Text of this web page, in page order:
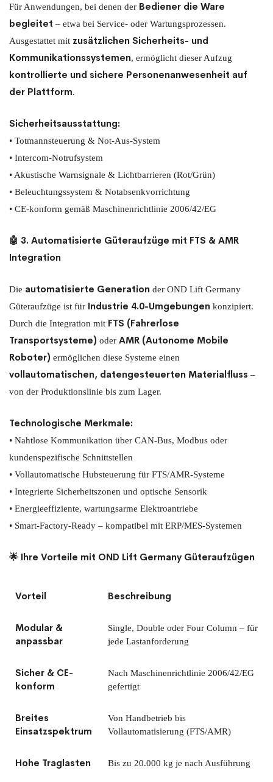
Für Anwendungen, bei denen der Bediener die Ware
begleitet – etwa bei Service- oder Wartungsprozessen.
Ausgestattet mit zusätzlichen Sicherheits- und
Kommunikationssystemen, ermöglicht dieser Aufzug
kontrollierte und sichere Personenanwesenheit auf
der Plattform.
Sicherheitsausstattung:
• Totmannsteuerung & Not-Aus-System
• Intercom-Notrufsystem
• Akustische Warnsignale & Lichtbarrieren (Rot/Grün)
• Beleuchtungssystem & Notabsenkvorrichtung
• CE-konform gemäß Maschinenrichtlinie 2006/42/EG
🤖 3. Automatisierte Güteraufzüge mit FTS & AMR
Integration
Die automatisierte Generation der OND Lift Germany
Güteraufzüge ist für Industrie 4.0-Umgebungen konzipiert.
Durch die Integration mit FTS (Fahrerlose
Transportsysteme) oder AMR (Autonome Mobile
Roboter) ermöglichen diese Systeme einen
vollautomatischen, datengesteuerten Materialfluss –
von der Produktionslinie bis zum Lager.
Technologische Merkmale:
• Nahtlose Kommunikation über CAN-Bus, Modbus oder
kundenspezifische Schnittstellen
• Vollautomatische Hubsteuerung für FTS/AMR-Systeme
• Integrierte Sicherheitszonen und optische Sensorik
• Energieeffiziente, wartungsarme Elektroantriebe
• Smart-Factory-Ready – kompatibel mit ERP/MES-Systemen
🌟 Ihre Vorteile mit OND Lift Germany Güteraufzügen
Vorteil Beschreibung
Modular &
anpassbar
Single, Double oder Four Column – für
jede Lastanforderung
Sicher & CE-
konform
Nach Maschinenrichtlinie 2006/42/EG
gefertigt
Breites
Einsatzspektrum
Von Handbetrieb bis
Vollautomatisierung (FTS/AMR)
Hohe Traglasten Bis zu 20.000 kg je nach Ausführung